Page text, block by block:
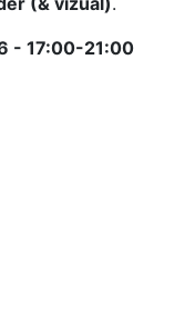
- 17:00-21:00